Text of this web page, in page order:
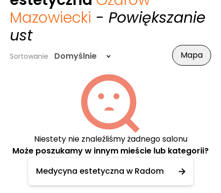
Mazowiecki - Powiększanie
ust
Sortowanie Domyślnie Mapa
Niestety nie znaleźliśmy żadnego salonu
Może poszukamy w innym mieście lub kategorii?
Medycyna estetyczna w Radom